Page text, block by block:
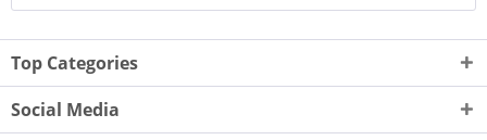
Top Categories
Social Media